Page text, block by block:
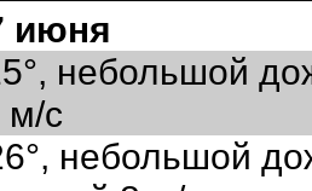
июня
небольшой
м/с
небольшой